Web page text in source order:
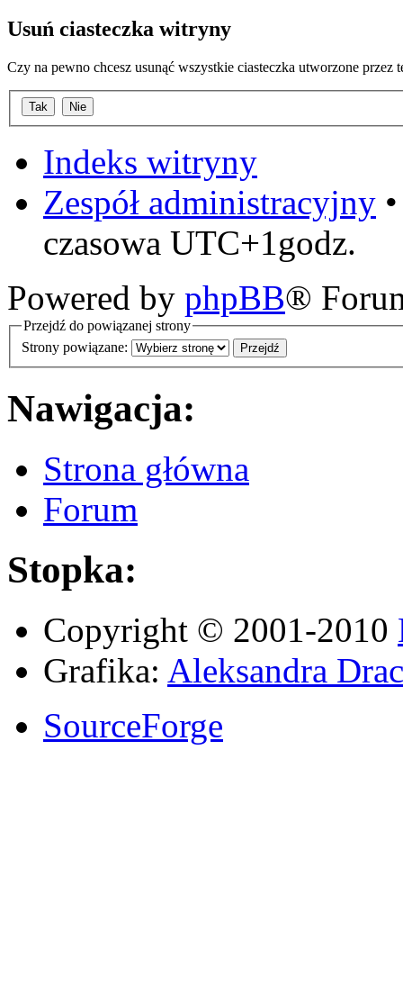
Usuń ciasteczka witryny
Czy na pewno chcesz usunąć wszystkie ciasteczka utworzone przez
Indeks witryny
Zespół administracyjny
czasowa UTC+1godz.
Powered by phpBB®
Przejdź do powiązanej strony
Strony powiązane:
Nawigacja:
Strona główna
Forum
Stopka:
Copyright © 2001-2010
Grafika: Aleksandra
SourceForge